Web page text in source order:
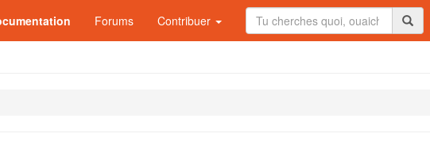
Forums Contribuer